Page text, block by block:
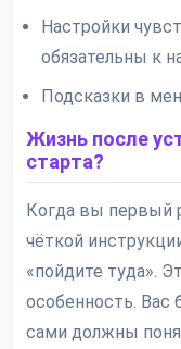
Настройки
обязательны к
Подсказки в
Жизнь после
старта?
Когда вы первый
чёткой
«пойдите туда».
особенность.
сами должны